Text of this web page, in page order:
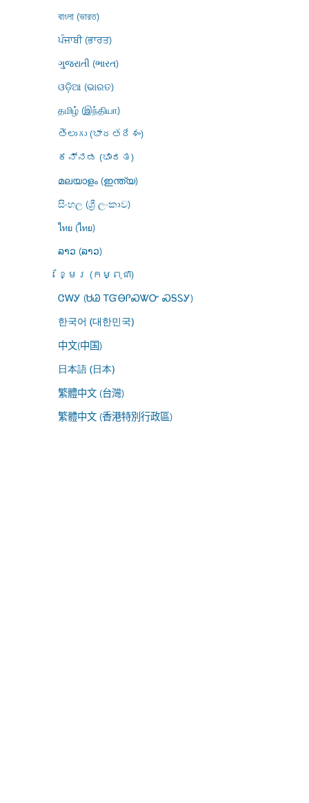
বাংলা (ভারত)
ਪੰਜਾਬੀ (ਭਾਰਤ)
ગુજરાતી (ભારત)
ଓଡ଼ିଆ (ଭାରତ)
தமிழ் (இந்தியா)
తెలుగు (భారతదేశం)
ಕನ್ನಡ (ಭಾರತ)
മലയാളം (ഇന്ത്യ)
සිංහල (ශ්‍රී ලංකාව)
ไทย (ไทย)
ລາວ (ລາວ)
ខ្មែរ (កម្ពុជា)
ᏣᎳᎩ (ᏌᏊ ᎢᏳᎾᎵᏍᏔᏅ ᏍᎦᏚᎩ)
한국어 (대한민국)
中文(中国)
日本語 (日本)
繁體中文 (台灣)
繁體中文 (香港特別行政區)